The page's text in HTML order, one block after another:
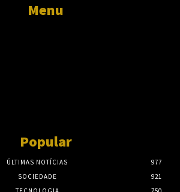
Menu
Popular
ÚLTIMAS NOTÍCIAS
977
SOCIEDADE
921